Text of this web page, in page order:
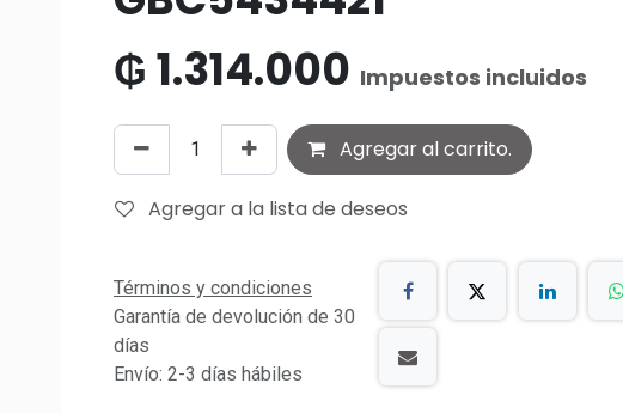
₲1.314.000 Impuestos incluidos
Agregar al carrito.
Agregar a la lista de deseos
Términos y condiciones
Garantía de devolución de 30
días
Envío: 2-3 días hábiles